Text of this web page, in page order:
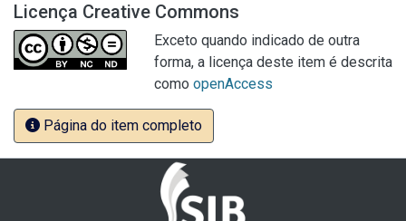
Licença Creative Commons
Exceto quando indicado de outra
forma, a licença deste item é descrita
como openAccess
Página do item completo